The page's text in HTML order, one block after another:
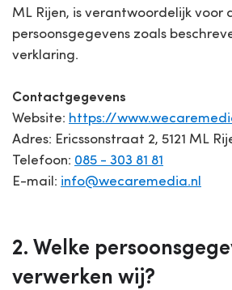
ML Rijen, is verantwoordelijk voor
persoonsgegevens zoals
verklaring.
Contactgegevens
Website: https://
Adres: Ericssonstraat 2, 5121 ML
Telefoon: 085 - 303 81 81
E-mail: info@wecaremedia.nl
2. Welke
verwerken wij?